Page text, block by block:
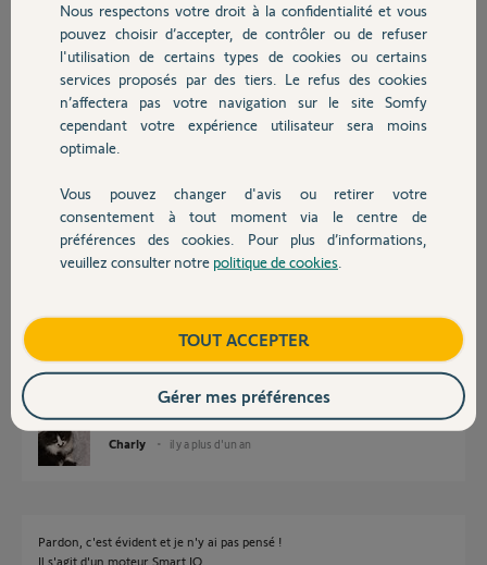
Chauffage
Autres produits
Devis avec un pro
Contact
être !?
Merci de votre retour si cela vous inspire !
J'ai suivi le manuel, j'appuie 2 sec sur
Merci,
Daniel M.
Participer au fil de discussion
Pour être inspiré il faudrait déjà savoir de quoi on parle ?
Charly il y a plus d'un an
Pardon, c'est évident et je n'y ai pas pensé !
Il s'agit d'un moteur Smart IO.
Nous respectons votre droit à la confidentialité et vous
pouvez choisir d’accepter, de contrôler ou de refuser
l'utilisation de certains types de cookies ou certains
services proposés par des tiers. Le refus des cookies
n’affectera pas votre navigation sur le site Somfy
cependant votre expérience utilisateur sera moins
optimale.
Vous pouvez changer d'avis ou retirer votre
consentement à tout moment via le centre de
préférences des cookies. Pour plus d’informations,
veuillez consulter notre politique de cookies
TOUT ACCEPTER
Gérer mes préférences